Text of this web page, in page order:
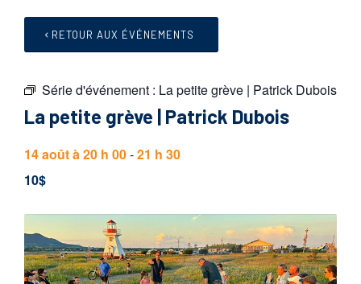
RETOUR AUX ÉVÉNEMENTS
Série d'événement : La petite grève | Patrick Dubois
La petite grève | Patrick Dubois
14 août à 20 h 00-21 h 30
10$